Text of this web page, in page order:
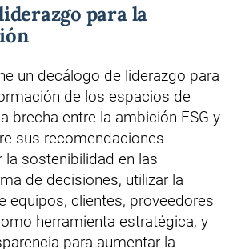
para la
un decálogo de liderazgo para
de los espacios de
brecha entre la ambición ESG y
sus recomendaciones
la sostenibilidad en las
de decisiones, utilizar la
equipos, clientes, proveedores
herramienta estratégica, y
para aumentar la